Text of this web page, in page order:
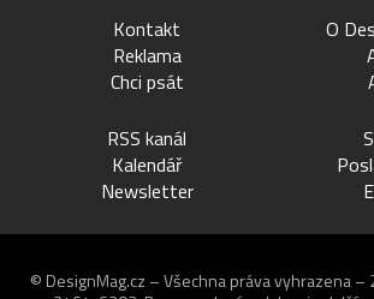
Kontakt
Reklama
Chci psát
O
RSS kanál
Kalendář
Newsletter
© DesignMag.cz – Všechna práva vyhrazena –